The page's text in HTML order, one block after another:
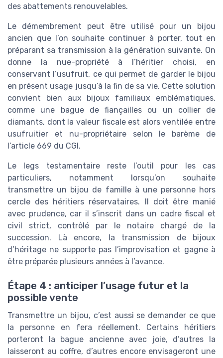
des abattements renouvelables.
Le démembrement peut être utilisé pour un bijou
ancien que l’on souhaite continuer à porter, tout en
préparant sa transmission à la génération suivante. On
donne la nue-propriété à l’héritier choisi, en
conservant l’usufruit, ce qui permet de garder le bijou
en présent usage jusqu’à la fin de sa vie. Cette solution
convient bien aux bijoux familiaux emblématiques,
comme une bague de fiançailles ou un collier de
diamants, dont la valeur fiscale est alors ventilée entre
usufruitier et nu-propriétaire selon le barème de
l’article 669 du CGI.
Le legs testamentaire reste l’outil pour les cas
particuliers, notamment lorsqu’on souhaite
transmettre un bijou de famille à une personne hors
cercle des héritiers réservataires. Il doit être manié
avec prudence, car il s’inscrit dans un cadre fiscal et
civil strict, contrôlé par le notaire chargé de la
succession. Là encore, la transmission de bijoux
d’héritage ne supporte pas l’improvisation et gagne à
être préparée plusieurs années à l’avance.
Étape 4 : anticiper l’usage futur et la
possible vente
Transmettre un bijou, c’est aussi se demander ce que
la personne en fera réellement. Certains héritiers
porteront la bague ancienne avec joie, d’autres la
laisseront au coffre, d’autres encore envisageront une